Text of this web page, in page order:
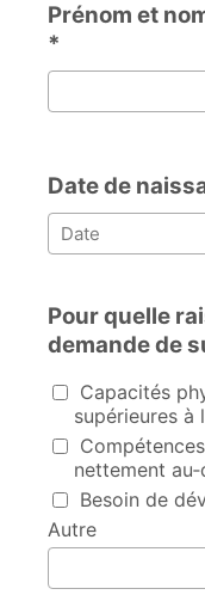
Prénom et
*
Prénom et nom de
Date de
Pour quelle
demande de
Pour quelle raison
Capacités
supérieures à
nettement
Besoin de
Autre